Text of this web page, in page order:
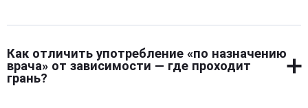
Зависимость формируется из-за влияния прегабалина
приеме мозг адаптируется к препарату и теряет
способность работать самостоятельно. В результате
Как отличить употребление «по назначению
врача» от зависимости — где проходит
грань?